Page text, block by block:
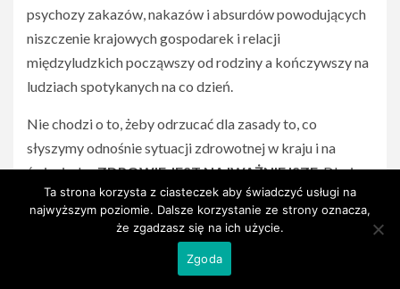
psychozy zakazów, nakazów i absurdów powodujących
niszczenie krajowych gospodarek i relacji
międzyludzkich począwszy od rodziny a kończywszy na
ludziach spotykanych na co dzień.
Nie chodzi o to, żeby odrzucać dla zasady to, co
słyszymy odnośnie sytuacji zdrowotnej w kraju i na
świecie, boZDROWIE JEST NAJWAŻNIEJSZE. Dbajmy
w równym stopniu o zdrowie fizyczne jak i psychiczne
(szczególnie ważne w takich chwilach). Weryfikujmy
informacje sięgając do różnych źródeł i prowadźmy
własne obserwacje w najbliższym otoczeniu. Tyle
Ta strona korzysta z ciasteczek aby świadczyć usługi na
najwyższym poziomie. Dalsze korzystanie ze strony oznacza,
że zgadzasz się na ich użycie.
Zgoda